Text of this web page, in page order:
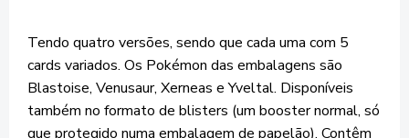
Tendo quatro versões, sendo que cada uma com 5
cards variados. Os Pokémon das embalagens são
Blastoise, Venusaur, Xerneas e Yveltal. Disponíveis
também no formato de blisters (um booster normal, só
que protegido numa embalagem de papelão). Contêm